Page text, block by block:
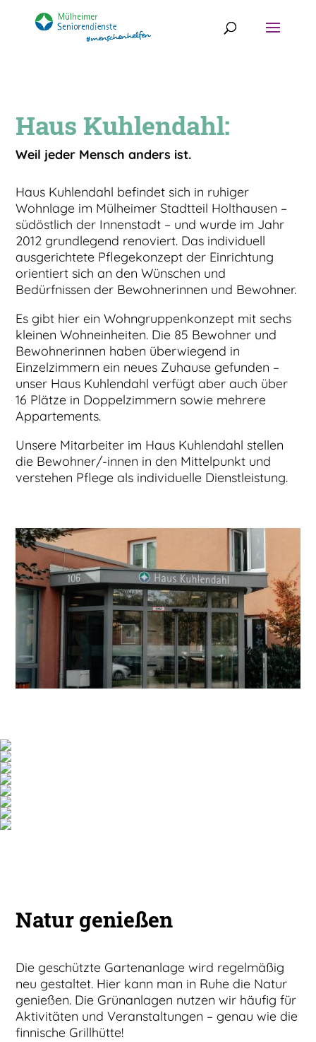
Haus Kuhlendahl:
Weil jeder Mensch anders ist.
Haus Kuhlendahl befindet sich in ruhiger
Wohnlage im Mülheimer Stadtteil Holthausen –
südöstlich der Innenstadt – und wurde im Jahr
2012 grundlegend renoviert. Das individuell
ausgerichtete Pflegekonzept der Einrichtung
orientiert sich an den Wünschen und
Bedürfnissen der Bewohnerinnen und Bewohner.
Es gibt hier ein Wohngruppenkonzept mit sechs
kleinen Wohneinheiten. Die 85 Bewohner und
Bewohnerinnen haben überwiegend in
Einzelzimmern ein neues Zuhause gefunden –
unser Haus Kuhlendahl verfügt aber auch über
16 Plätze in Doppelzimmern sowie mehrere
Appartements.
Unsere Mitarbeiter im Haus Kuhlendahl stellen
die Bewohner/-innen in den Mittelpunkt und
verstehen Pflege als individuelle Dienstleistung.
Natur genießen
Die geschützte Gartenanlage wird regelmäßig
neu gestaltet. Hier kann man in Ruhe die Natur
genießen. Die Grünanlagen nutzen wir häufig für
Aktivitäten und Veranstaltungen – genau wie die
finnische Grillhütte!